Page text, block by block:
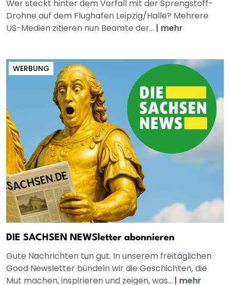
Wer steckt hinter dem Vorfall mit der Sprengstoff-
Drohne auf dem Flughafen Leipzig/Halle? Mehrere
US-Medien zitieren nun Beamte der... | mehr
WERBUNG
DIE SACHSEN NEWSletter abonnieren
Gute Nachrichten tun gut. In unserem freitäglichen
Good Newsletter bündeln wir die Geschichten, die
Mut machen, inspirieren und zeigen, was... | mehr